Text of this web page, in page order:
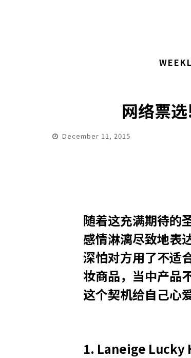
网络票
December 11, 2015
随着这充满期待的
感情淋漓尽致地表
深怕对方用了不适
妆商品，当中产品
这个契机给自己心
1. Laneige Lucky